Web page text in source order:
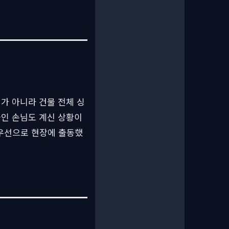
아니라 건물 전체 싱
손님도 계신 상황이
으로 현장에 출동했